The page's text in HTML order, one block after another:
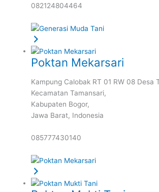
082124804464
Poktan Mekarsari
Kampung Calobak RT 01 RW 08 Desa
Kecamatan Tamansari,
Kabupaten Bogor,
Jawa Barat, Indonesia
085777430140